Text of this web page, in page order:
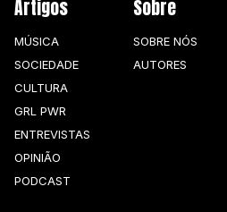
Artigos
MÚSICA
SOCIEDADE
CULTURA
GRL PWR
ENTREVISTAS
OPINIÃO
PODCAST
Sobre
SOBRE NÓS
AUTORES